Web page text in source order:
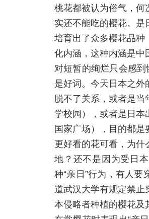
桃花都被认为俗气，何
实还不能吃的樱花。
培育出了众多樱花品种
化内涵，这种内涵是中
对短暂的绚烂只会感到
是好词。今天日本之
脱不了关系，或者是
学校园），或者是日本
国家广场），目的都
更好看的花可看，为
地？还不是因为受日
种“亲日”行为，有人
道武汉大学有规定禁止
本侵略者种植的樱花及